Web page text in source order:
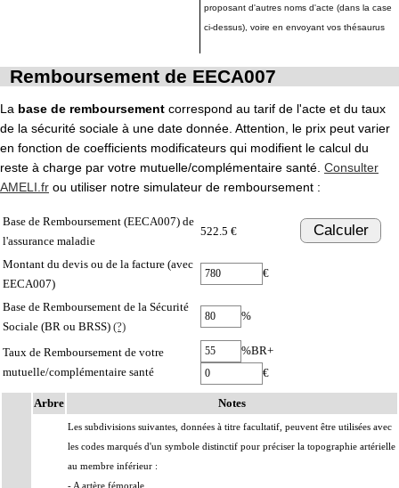
proposant d'autres noms d'acte (dans la case
ci-dessus), voire en envoyant vos thésaurus
Remboursement de EECA007
La base de remboursement correspond au tarif de l'acte et du taux
de la sécurité sociale à une date donnée. Attention, le prix peut varier
en fonction de coefficients modificateurs qui modifient le calcul du
reste à charge par votre mutuelle/complémentaire santé. Consulter
AMELI.fr ou utiliser notre simulateur de remboursement :
Base de Remboursement (EECA007) de
l'assurance maladie
522.5 € Calculer
Montant du devis ou de la facture (avec
EECA007)
€
Base de Remboursement de la Sécurité
Sociale (BR ou BRSS) (?)
%
Taux de Remboursement de votre
mutuelle/complémentaire santé
%BR+
€
Arbre Notes
Les subdivisions suivantes, données à titre facultatif, peuvent être utilisées avec
les codes marqués d'un symbole distinctif pour préciser la topographie artérielle
au membre inférieur :
- A artère fémorale